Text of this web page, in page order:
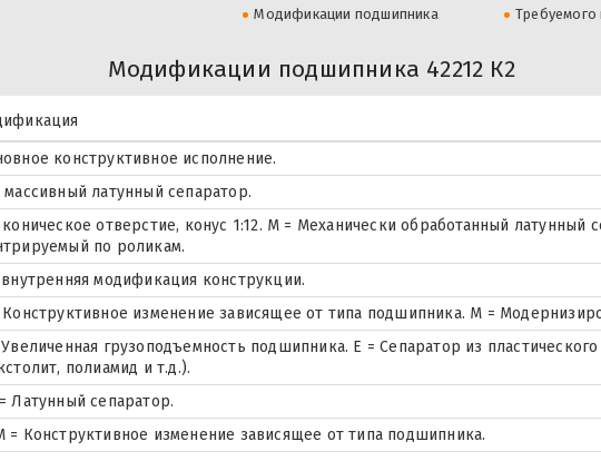
Модификации подшипника
Требуемого
Модификации подшипника 42212 К2
конструктивное исполнение.
массивный латунный сепаратор.
коническое отверстие, конус 1:12. М = Механически обработанный латунный
по роликам.
внутренняя модификация конструкции.
изменение зависящее от типа подшипника. М =
грузоподъемность подшипника. Е = Сепаратор из
полиамид и т.д.).
Латунный сепаратор.
= Конструктивное изменение зависящее от типа подшипника.